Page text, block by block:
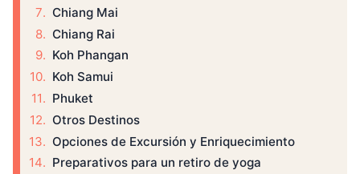
Chiang Mai
Chiang Rai
Koh Phangan
Koh Samui
Phuket
Otros Destinos
Opciones de Excursión y Enriquecimiento
Preparativos para un retiro de yoga